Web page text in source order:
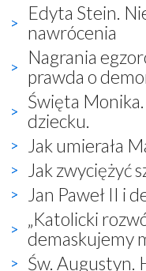
Edyta Stein.
nawrócenia
Nagrania
prawda o
Święta
dziecku.
Jak umierała
Jak zwyciężyć
Jan Paweł II i
„Katolicki
demaskujemy
Św. Augustyn.